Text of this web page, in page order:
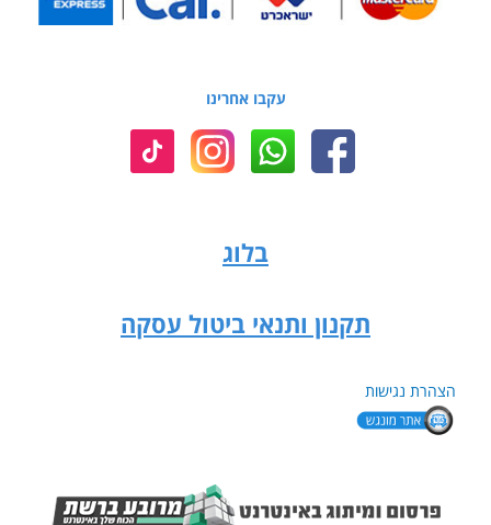
עקבו אחרינו
בלוג
תקנון ותנאי ביטול עסקה
הצהרת נגישות